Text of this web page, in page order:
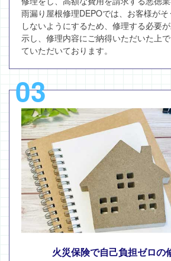
雨漏り屋根修理DEPOでは、お客様が
しないようにするため、修理する必要
示し、修理内容にご納得いただいた上
ていただいております。
03
火災保険で自己負担ゼロの